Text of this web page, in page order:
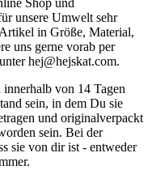
Shop und
unsere Umwelt sehr
in Größe, Material,
uns gerne vorab per
hej@hejskat.com.
von 14 Tagen
sein, in dem Du sie
und originalverpackt
sein. Bei der
sie von dir ist - entweder